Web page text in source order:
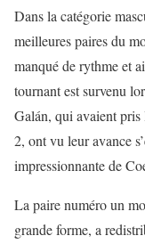
Dans la catégorie
meilleures paires du
manqué de rythme et
tournant est survenu
Galán, qui avaient pris
2, ont vu leur avance
impressionnante de
La paire numéro un
grande forme, a